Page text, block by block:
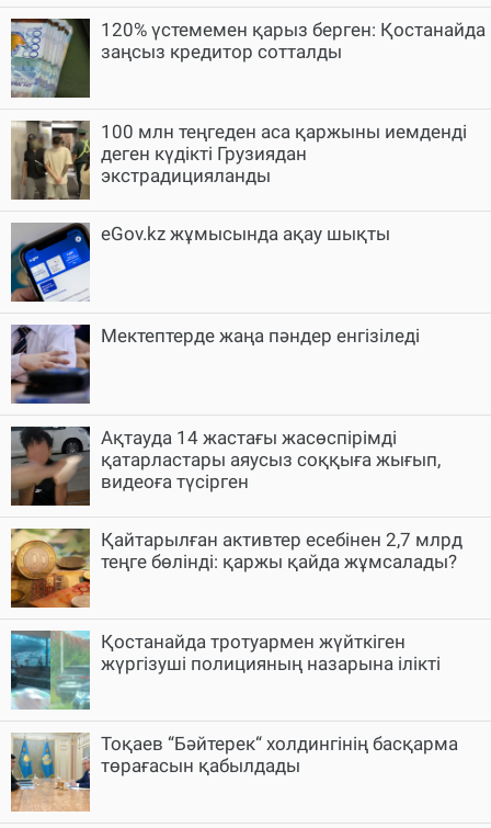
120% үстемемен қарыз берген: Қостанайда
заңсыз кредитор сотталды
100 млн теңгеден аса қаржыны иемденді
деген күдікті Грузиядан
экстрадицияланды
eGov.kz жұмысында ақау шықты
Мектептерде жаңа пәндер енгізіледі
Ақтауда 14 жастағы жасөспірімді
қатарластары аяусыз соққыға жығып,
видеоға түсірген
Қайтарылған активтер есебінен 2,7 млрд
теңге бөлінді: қаржы қайда жұмсалады?
Қостанайда тротуармен жүйткіген
жүргізуші полицияның назарына ілікті
Тоқаев “Бәйтерек“ холдингінің басқарма
төрағасын қабылдады